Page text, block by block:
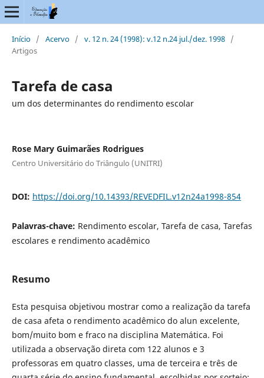
Início / Acervo / v. 12 n. 24 (1998): v.12 n.24 jul./dez. 1998 /
Artigos
Tarefa de casa
um dos determinantes do rendimento escolar
Rose Mary Guimarães Rodrigues
Centro Universitário do Triângulo (UNITRI)
DOI: https://doi.org/10.14393/REVEDFIL.v12n24a1998-854
Palavras-chave: Rendimento escolar, Tarefa de casa, Tarefas
escolares e rendimento acadêmico
Resumo
Esta pesquisa objetivou mostrar como a realização da tarefa
de casa afeta o rendimento acadêmico do alun excelente,
bom/muito bom e fraco na disciplina Matemática. Foi
utilizada a observação direta com 122 alunos e 3
professoras em quatro classes, uma de terceira e três de